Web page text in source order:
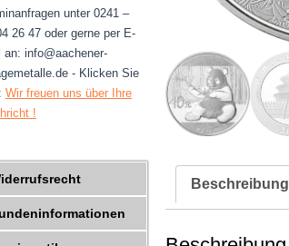
unter 0241 –
26 47 oder gerne per E-
an: info@aachener-
- Klicken Sie
Wir freuen uns über Ihre
!
Beschreibung